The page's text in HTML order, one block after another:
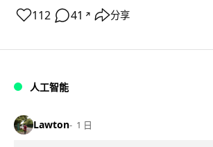
112 41 ↗ 分享
人工智能
Lawton 1 日